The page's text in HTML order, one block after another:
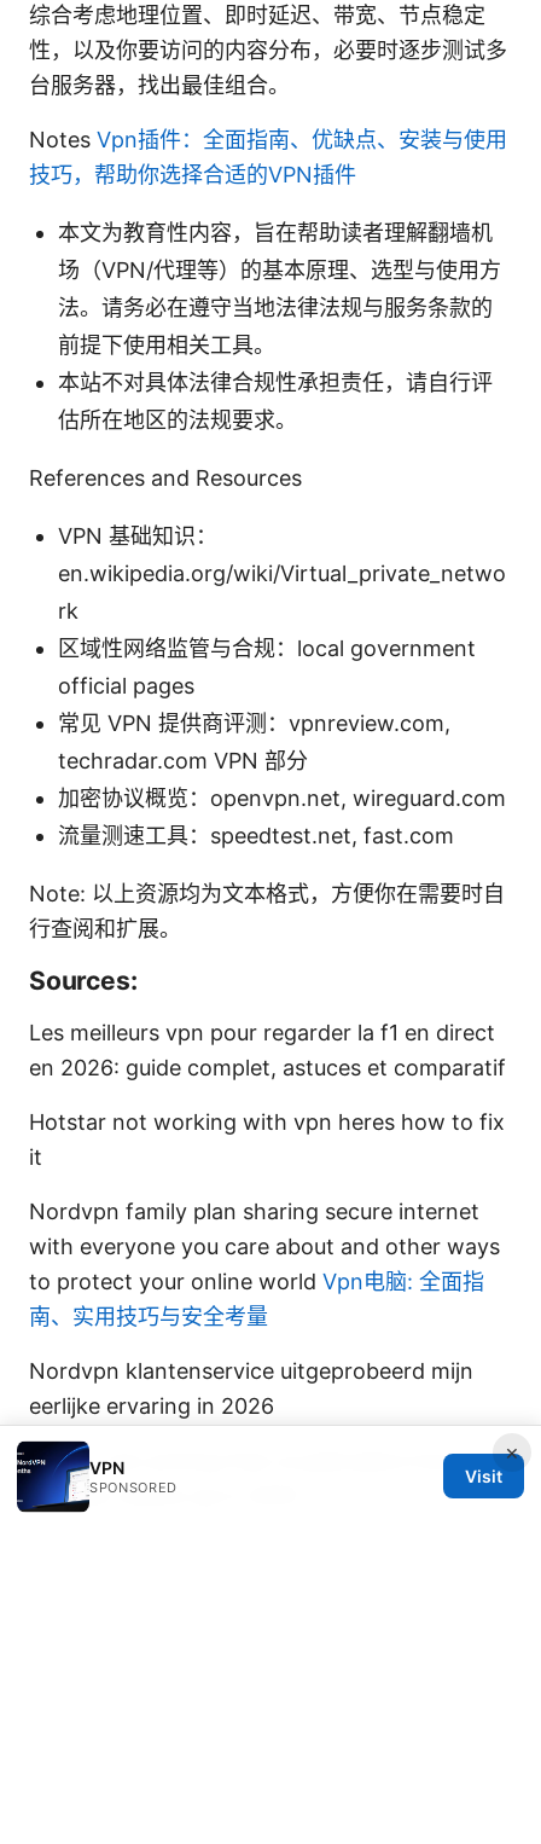
综合考虑地理位置、即时延迟、带宽、节点稳定
性，以及你要访问的内容分布，必要时逐步测试多
台服务器，找出最佳组合。
Notes Vpn插件：全面指南、优缺点、安装与使用
技巧，帮助你选择合适的VPN插件
本文为教育性内容，旨在帮助读者理解翻墙机
场（VPN/代理等）的基本原理、选型与使用方
法。请务必在遵守当地法律法规与服务条款的
前提下使用相关工具。
本站不对具体法律合规性承担责任，请自行评
估所在地区的法规要求。
References and Resources
VPN 基础知识：
en.wikipedia.org/wiki/Virtual_private_netwo
rk
区域性网络监管与合规：local government
official pages
常见 VPN 提供商评测：vpnreview.com,
techradar.com VPN 部分
加密协议概览：openvpn.net, wireguard.com
流量测速工具：speedtest.net, fast.com
Note: 以上资源均为文本格式，方便你在需要时自
行查阅和扩展。
Sources:
Les meilleurs vpn pour regarder la f1 en direct
en 2026: guide complet, astuces et comparatif
Hotstar not working with vpn heres how to fix
it
Nordvpn family plan sharing secure internet
with everyone you care about and other ways
to protect your online world Vpn电脑: 全面指
南、实用技巧与安全考量
Nordvpn klantenservice uitgeprobeerd mijn
eerlijke ervaring in 2026
Proton vpn pricing free vs paid plans how
purevpn stacks up in 2025
×
VPN
SPONSORED
Visit